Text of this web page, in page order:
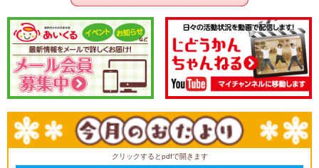
クリックするとpdfで開きます